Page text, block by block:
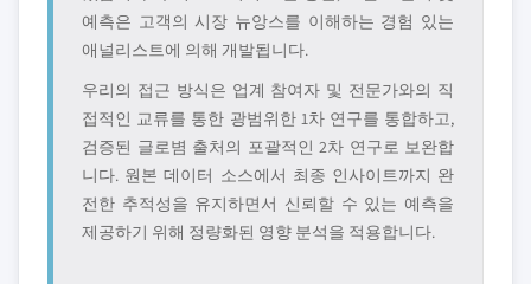
예측은 고객의 시장 뉴앙스를 이해하는 경험 있는
애널리스트에 의해 개발됩니다.
우리의 접근 방식은 업계 참여자 및 전문가와의 직
접적인 교류를 통한 광범위한 1차 연구를 통합하고,
검증된 글로볌 출처의 포괄적인 2차 연구로 보완합
니다. 원본 데이터 소스에서 최종 인사이트까지 완
전한 추적성을 유지하면서 신뢰할 수 있는 예측을
제공하기 위해 정량화된 영향 분석을 적용합니다.